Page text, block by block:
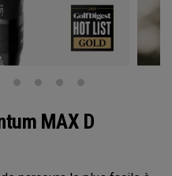
MAX D